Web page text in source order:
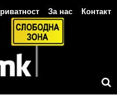
За нас Контакт